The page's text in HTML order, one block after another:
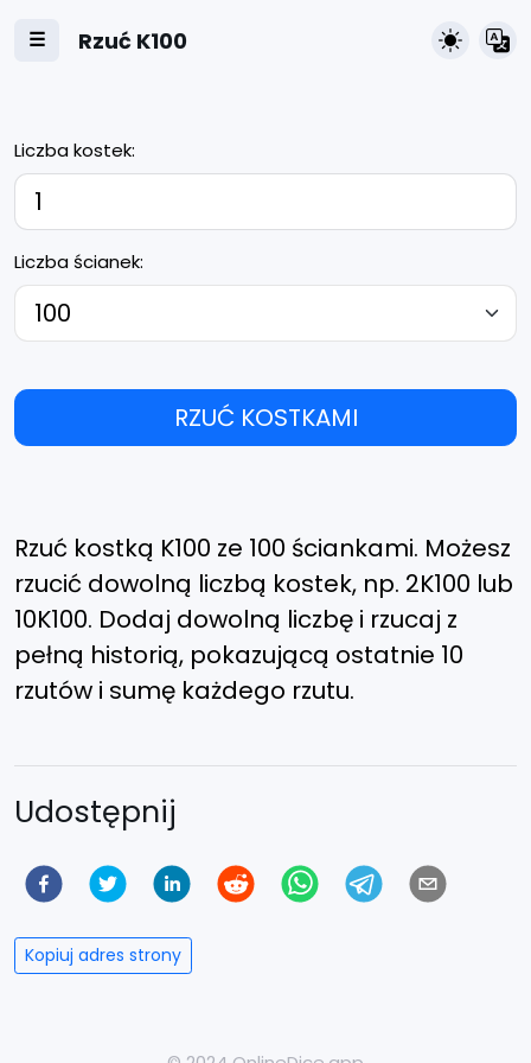
☰ Rzuć K100
Liczba kostek:
Liczba ścianek:
RZUĆ KOSTKAMI
Rzuć kostką K100 ze 100 ściankami. Możesz
rzucić dowolną liczbą kostek, np. 2K100 lub
10K100. Dodaj dowolną liczbę i rzucaj z
pełną historią, pokazującą ostatnie 10
rzutów i sumę każdego rzutu.
Udostępnij
Kopiuj adres strony